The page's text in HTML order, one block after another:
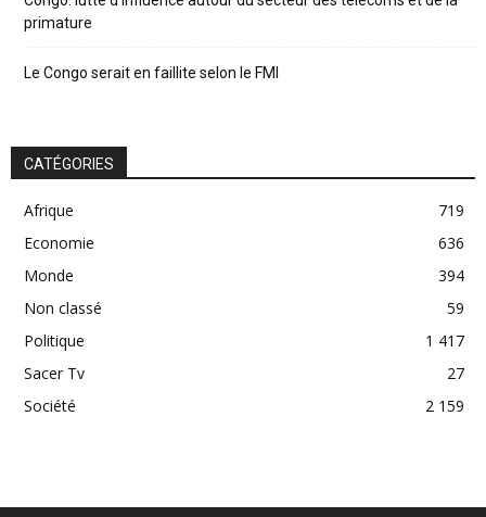
primature
Le Congo serait en faillite selon le FMI
CATÉGORIES
Afrique
719
Economie
636
Monde
394
Non classé
59
Politique
1 417
Sacer Tv
27
Société
2 159